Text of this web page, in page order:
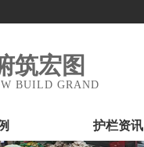
公司新版上线！
筑宏图
BUILD GRAND
护栏资讯